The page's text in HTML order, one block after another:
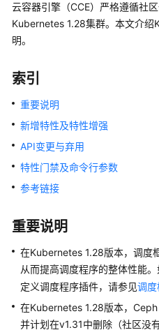
动
态
务
告
品
介
绍
费
说
明
快
速
入
云容器引擎（CCE）严格遵循社
Kubernetes 1.28集群。本文介
明。
索引
重要说明
新增特性及特性增强
API变更与弃用
特性门禁及命令行参数
参考链接
重要说明
在Kubernetes 1.28版本，调度
从而提高调度程序的整体性能
定义调度程序插件，请参见调
在Kubernetes 1.28版本，Ceph
并计划在v1.31中删除（社区没